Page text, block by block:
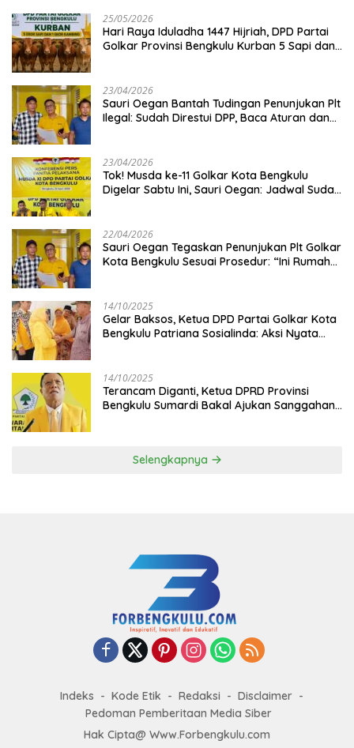
25/05/2026
Hari Raya Iduladha 1447 Hijriah, DPD Partai
Golkar Provinsi Bengkulu Kurban 5 Sapi dan 1
23/04/2026
Sauri Oegan Bantah Tudingan Penunjukan Plt
Ilegal: Sudah Direstui DPP, Baca Aturan dan
23/04/2026
‎Tok! Musda ke-11 Golkar Kota Bengkulu
Digelar Sabtu Ini, Sauri Oegan: Jadwal Sudah
22/04/2026
Sauri Oegan Tegaskan Penunjukan Plt Golkar
Kota Bengkulu Sesuai Prosedur: “Ini Rumah
14/10/2025
‎Gelar Baksos, Ketua DPD Partai Golkar Kota
Bengkulu Patriana Sosialinda: Aksi Nyata
14/10/2025
Terancam Diganti, Ketua DPRD Provinsi
Bengkulu Sumardi Bakal Ajukan Sanggahan
Selengkapnya
Indeks Kode Etik Redaksi
Disclaimer
Pedoman Pemberitaan Media Siber
Hak Cipta@ Www.Forbengkulu.com